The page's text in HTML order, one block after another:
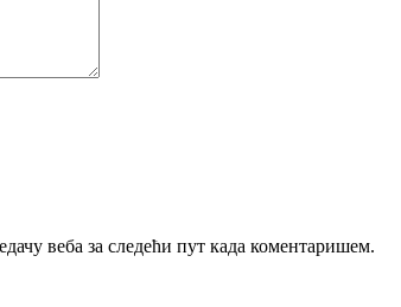
веба за следећи пут када коментаришем.